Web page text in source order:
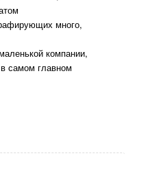
много,
компании,
самом главном